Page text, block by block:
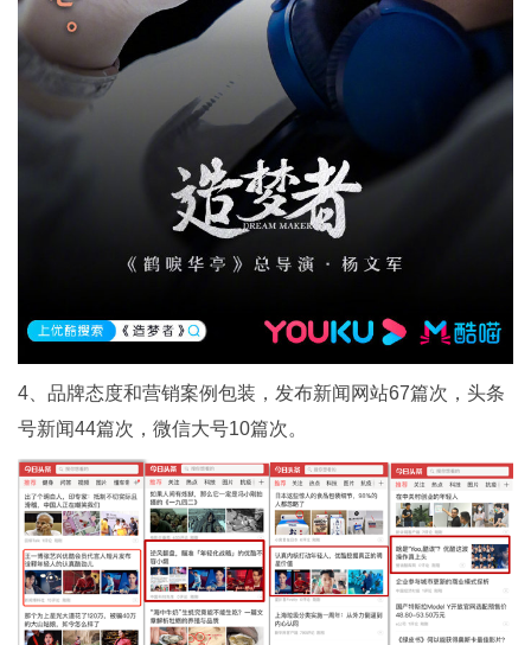
4、品牌态度和营销案例包装，发布新闻网站67篇次，头条
号新闻44篇次，微信大号10篇次。